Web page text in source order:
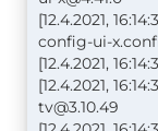
[12.4.2021,
config-ui-
[12.4.2021,
[12.4.2021,
tv@3.10.49